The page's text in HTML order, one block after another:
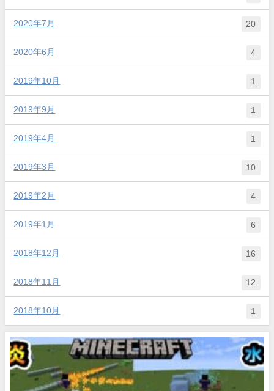
2020年7月 20
2020年6月 4
2019年10月 1
2019年9月 1
2019年4月 1
2019年3月 10
2019年2月 4
2019年1月 6
2018年12月 16
2018年11月 12
2018年10月 1